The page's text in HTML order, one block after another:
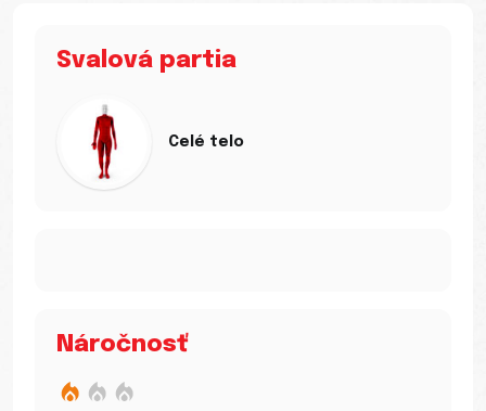
Svalová partia
Celé telo
Náročnosť